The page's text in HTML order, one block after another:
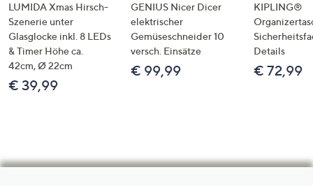
LUMIDA Xmas Hirsch-
Szenerie unter
Glasglocke inkl. 8 LEDs
& Timer Höhe ca.
42cm, Ø 22cm
€ 39,99
GENIUS Nicer Dicer
elektrischer
Gemüseschneider 10
versch. Einsätze
€ 99,99
KIPLING®
Details
€ 72,99